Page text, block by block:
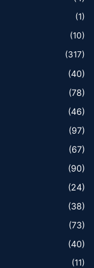
(1)
(10)
(317)
(40)
(78)
(46)
(97)
(67)
(90)
(24)
(38)
(73)
(40)
(11)